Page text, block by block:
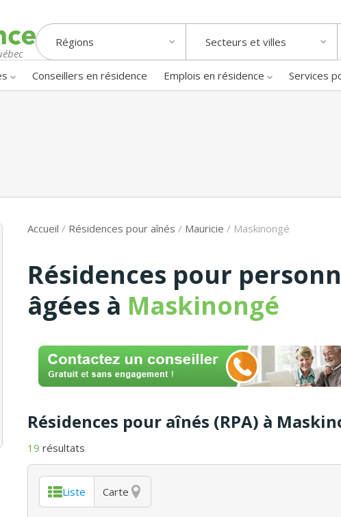
Régions Secteurs et villes
Conseillers en résidence Emplois en résidence Services
Accueil / Résidences pour aînés / Mauricie / Maskinongé
Résidences pour
âgées à Maskinongé
Résidences pour aînés (RPA) à
19 résultats
Liste Carte